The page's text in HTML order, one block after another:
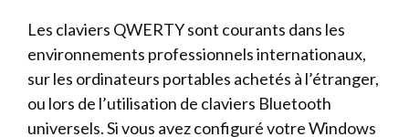
Les claviers QWERTY sont courants dans les
environnements professionnels internationaux,
sur les ordinateurs portables achetés à l’étranger,
ou lors de l’utilisation de claviers Bluetooth
universels. Si vous avez configuré votre Windows